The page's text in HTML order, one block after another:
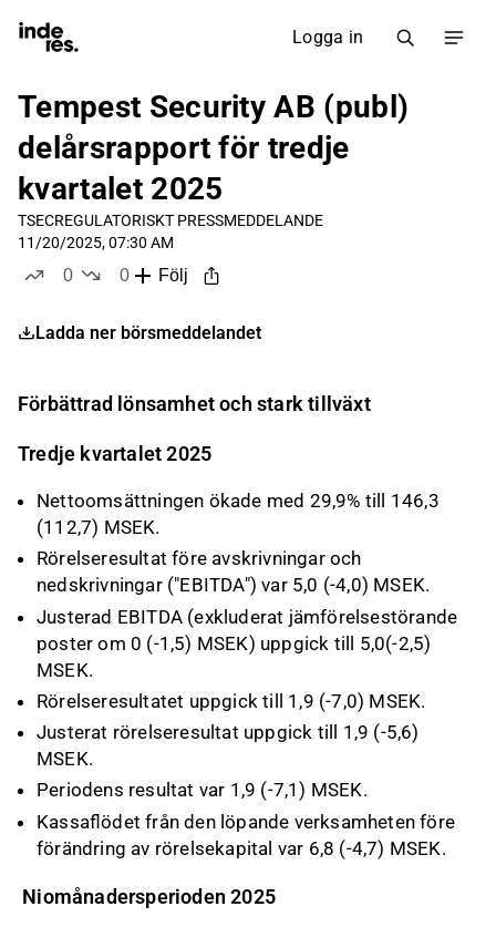
Logga in
Tempest Security AB (publ)
delårsrapport för tredje
kvartalet 2025
TSECREGULATORISKT PRESSMEDDELANDE
11/20/2025, 07:30 AM
0
0
Följ
Ladda ner börsmeddelandet
Förbättrad lönsamhet och stark tillväxt
Tredje kvartalet 2025
Nettoomsättningen ökade med 29,9% till 146,3
(112,7) MSEK.
Rörelseresultat före avskrivningar och
nedskrivningar ("EBITDA") var 5,0 (-4,0) MSEK.
Justerad EBITDA (exkluderat jämförelsestörande
poster om 0 (-1,5) MSEK) uppgick till 5,0(-2,5)
MSEK.
Rörelseresultatet uppgick till 1,9 (-7,0) MSEK.
Justerat rörelseresultat uppgick till 1,9 (-5,6)
MSEK.
Periodens resultat var 1,9 (-7,1) MSEK.
Kassaflödet från den löpande verksamheten före
förändring av rörelsekapital var 6,8 (-4,7) MSEK.
Niomånadersperioden 2025